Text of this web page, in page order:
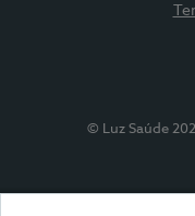
© Luz Saúde